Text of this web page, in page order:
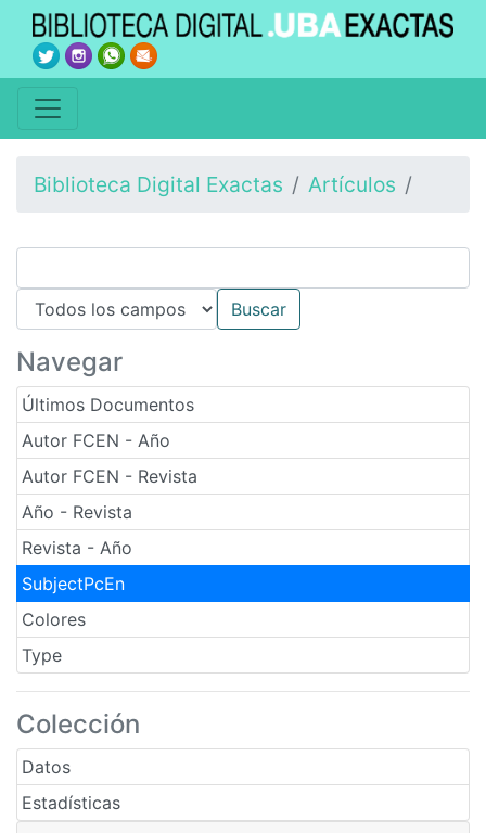
Biblioteca Digital Exactas Artículos
Navegar
Últimos Documentos
Autor FCEN - Año
Autor FCEN - Revista
Año - Revista
Revista - Año
SubjectPcEn
Colores
Type
Colección
Datos
Estadísticas